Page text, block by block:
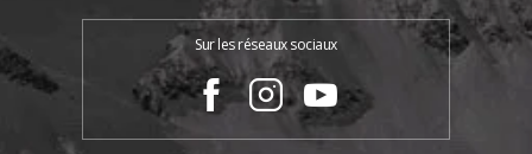
Sur les réseaux sociaux